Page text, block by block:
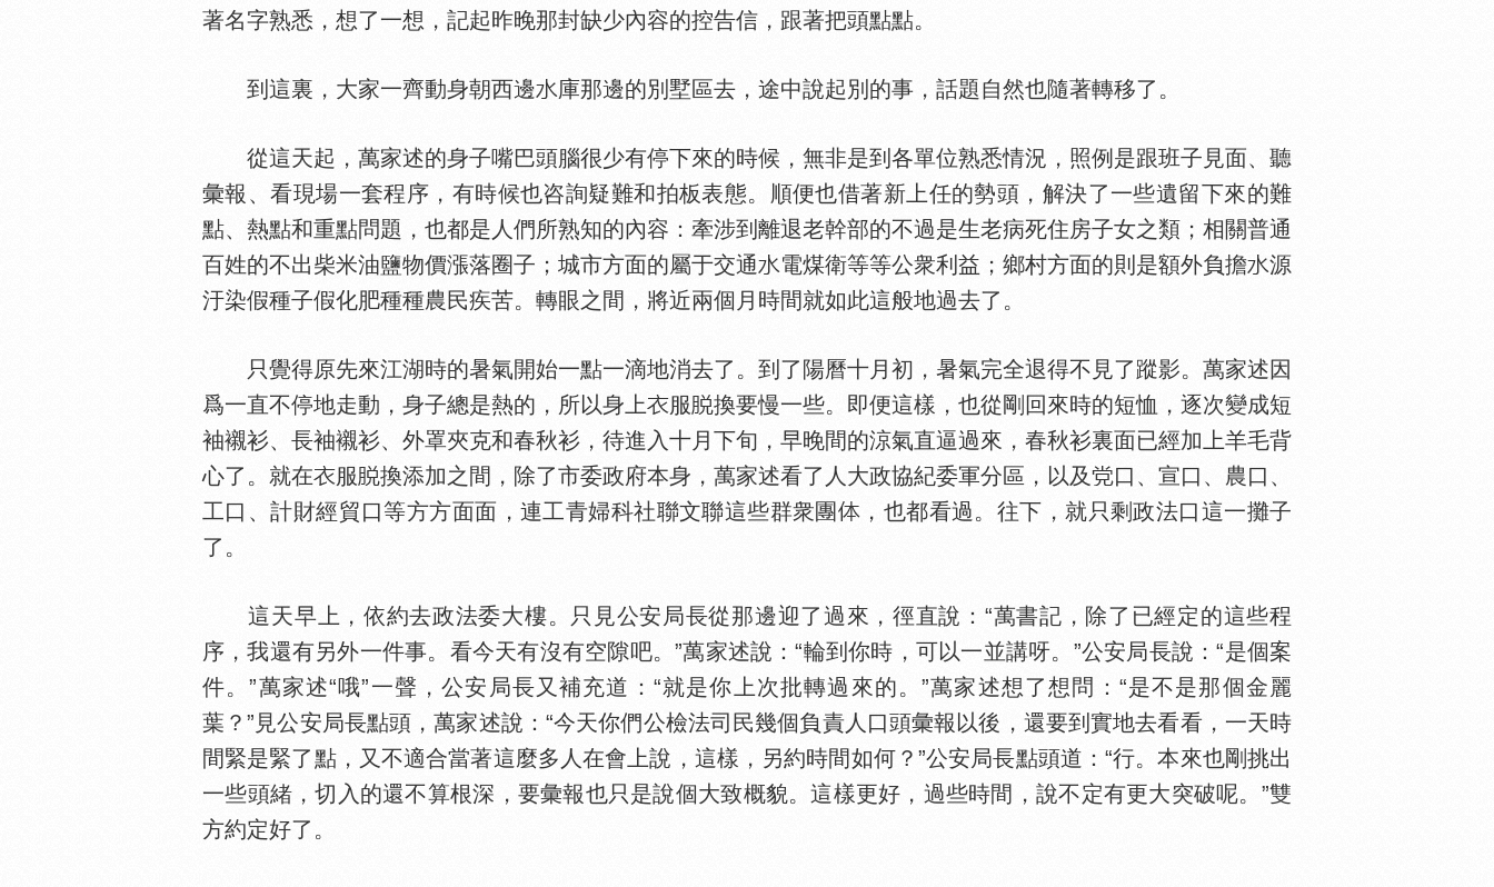
著名字熟悉，想了一想，記起昨晚那封缺少內容的控告信，跟著把頭點點。
到這裏，大家一齊動身朝西邊 庫那邊的別墅區去，途中說起別的事，話題自然也隨著轉移了。
從這天起，萬家述的身子嘴巴頭腦很少有停下來的時候，無非是到各單位熟悉情況，照例是跟班子見面、聽
彙報、看現場一套程序，有時候也咨詢疑難和拍板表態。順便也借著新上任的勢頭，解決了一些遺留下來的難
點、熱點和重點問題，也都是人們所熟知的內容：牽涉到離退老幹部的不過是生老病死住房子女之類；相關普通
百姓的不出柴米油鹽物價漲落圈子；城市方面的屬于交通
電煤衛等等公衆利益；鄉村方面的則是額外負擔
源
汙染假種子假化肥種種農民疾苦。轉眼之間，將近兩個月時間就如此這般地過去了。
只覺得原先來江湖時的暑氣開始一點一滴地消去了。到了陽曆十月初，暑氣完全退得不見了蹤影。萬家述因
爲一直不停地走動，身子總是熱的，所以身上
服
換要慢一些。即便這樣，也從剛回來時的短恤，逐次變成短
袖襯衫、長袖襯衫、外罩夾克和春秋衫，待進入十月下旬，早晚間的涼氣直逼過來，春秋衫裏面已經加上羊毛背
心了。就在
服 換添加之間，除了市委政府本身，萬家述看了人大政協紀委軍分區，以及
口、宣口、農口、
工口、計財經貿口等方方面面，連工青婦科社聯文聯這些群衆團
，也都看過。往下，就只剩政法口這一攤子
了。
這天早上，依約去政法委大樓。只見公安局長從那邊迎了過來，徑直說：“萬書記，除了已經定的這些程
序，我還有另外一件事。看今天有沒有空隙吧。”萬家述說：“輪到你時，可以一並講呀。”公安局長說：“是個案
件。”萬家述“哦”一聲，公安局長又補充道：“就是你上次批轉過來的。”萬家述想了想問：“是不是那個金麗
葉？”見公安局長點頭，萬家述說：“今天你們公檢法司民幾個負責人口頭彙報以後，還要到實地去看看，一天時
間緊是緊了點，又不適合當著這麼多人在會上說，這樣，另約時間如何？”公安局長點頭道：“行。本來也剛挑出
一些頭緒，切入的還不算根深，要彙報也只是說個大致概貌。這樣更好，過些時間，說不定有更大突破呢。”雙
方約定好了。